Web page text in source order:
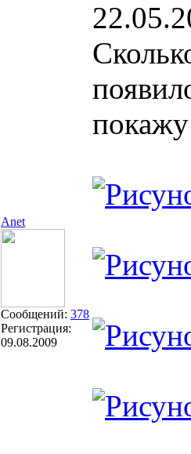
Anet
Сообщений: 378
Регистрация:
09.08.2009
покажу